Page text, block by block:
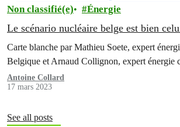
Non classifié(e) Énergie
Le scénario nucléaire belge est bien
Carte blanche par Mathieu Soete, expert
Belgique et Arnaud Collignon, expert énergie
Antoine Collard
17 mars 2023
See all posts